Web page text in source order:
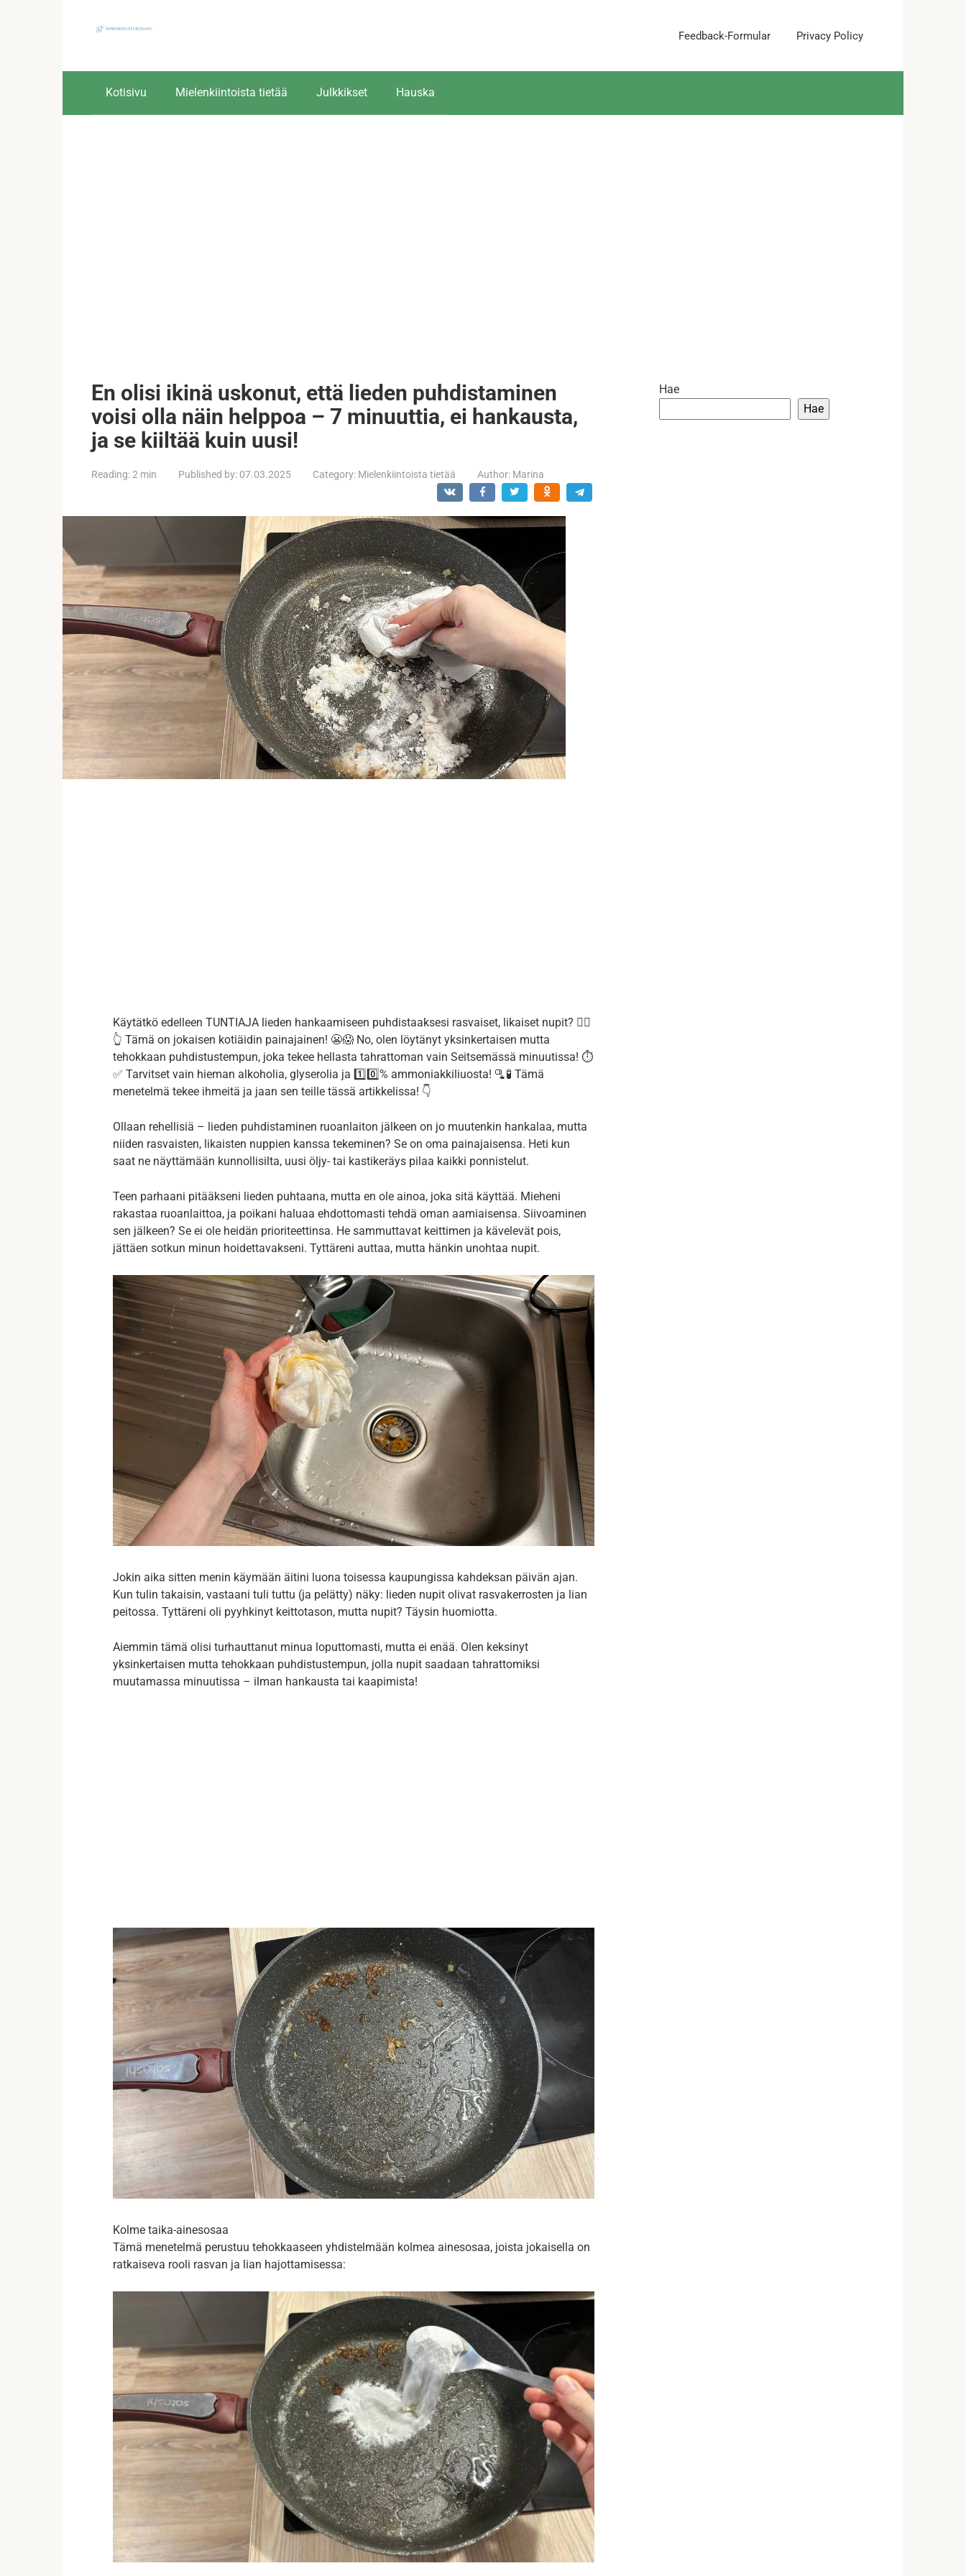
Feedback-Formular Privacy Policy
Kotisivu Mielenkiintoista tietää Julkkikset Hauska
En olisi ikinä uskonut, että lieden puhdistaminen
voisi olla näin helppoa – 7 minuuttia, ei hankausta,
ja se kiiltää kuin uusi!
Reading:2 min Published by: 07.03.2025 Category: Mielenkiintoista tietää Author: Marina
Käytätkö edelleen TUNTIAJA lieden hankaamiseen puhdistaaksesi rasvaiset, likaiset nupit? 🤦‍♀️
👆 Tämä on jokaisen kotiäidin painajainen! 😬😱 No, olen löytänyt yksinkertaisen mutta
tehokkaan puhdistustempun, joka tekee hellasta tahrattoman vain Seitsemässä minuutissa! ⏱️
✅ Tarvitset vain hieman alkoholia, glyserolia ja 1️⃣0️⃣% ammoniakkiliuosta! 🫗🧪 Tämä
menetelmä tekee ihmeitä ja jaan sen teille tässä artikkelissa! 👇
Ollaan rehellisiä – lieden puhdistaminen ruoanlaiton jälkeen on jo muutenkin hankalaa, mutta
niiden rasvaisten, likaisten nuppien kanssa tekeminen? Se on oma painajaisensa. Heti kun
saat ne näyttämään kunnollisilta, uusi öljy- tai kastikeräys pilaa kaikki ponnistelut.
Teen parhaani pitääkseni lieden puhtaana, mutta en ole ainoa, joka sitä käyttää. Mieheni
rakastaa ruoanlaittoa, ja poikani haluaa ehdottomasti tehdä oman aamiaisensa. Siivoaminen
sen jälkeen? Se ei ole heidän prioriteettinsa. He sammuttavat keittimen ja kävelevät pois,
jättäen sotkun minun hoidettavakseni. Tyttäreni auttaa, mutta hänkin unohtaa nupit.
Jokin aika sitten menin käymään äitini luona toisessa kaupungissa kahdeksan päivän ajan.
Kun tulin takaisin, vastaani tuli tuttu (ja pelätty) näky: lieden nupit olivat rasvakerrosten ja lian
peitossa. Tyttäreni oli pyyhkinyt keittotason, mutta nupit? Täysin huomiotta.
Aiemmin tämä olisi turhauttanut minua loputtomasti, mutta ei enää. Olen keksinyt
yksinkertaisen mutta tehokkaan puhdistustempun, jolla nupit saadaan tahrattomiksi
muutamassa minuutissa – ilman hankausta tai kaapimista!
Kolme taika-ainesosaa
Tämä menetelmä perustuu tehokkaaseen yhdistelmään kolmea ainesosaa, joista jokaisella on
ratkaiseva rooli rasvan ja lian hajottamisessa:
Hae
Hae